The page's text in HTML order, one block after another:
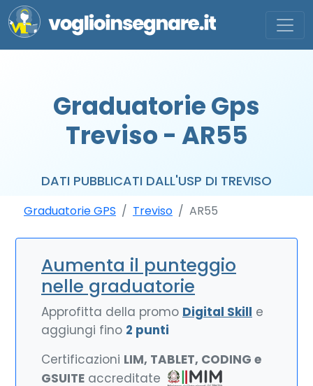
Graduatorie Gps
Treviso - AR55
DATI PUBBLICATI DALL'USP DI TREVISO
Graduatorie GPS Treviso AR55
Aumenta il punteggio
nelle graduatorie
Approfitta della promo Digital Skill e
aggiungi fino 2 punti
Certificazioni LIM, TABLET, CODING e
GSUITE accreditate